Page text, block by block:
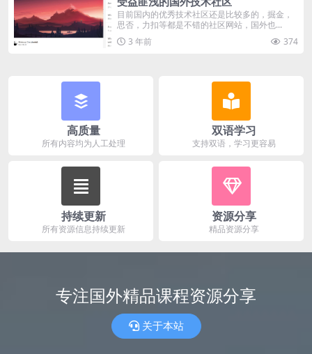
目前国内的优秀技术社区还是比较多的，掘金，
思否，力扣等都是不错的社区网站，国外也...
3 年前
374
高质量
所有内容均为人工处理
双语学习
支持双语，学习更容易
持续更新
所有资源信息持续更新
资源分享
精品资源分享
专注国外精品课程资源分享
关于本站